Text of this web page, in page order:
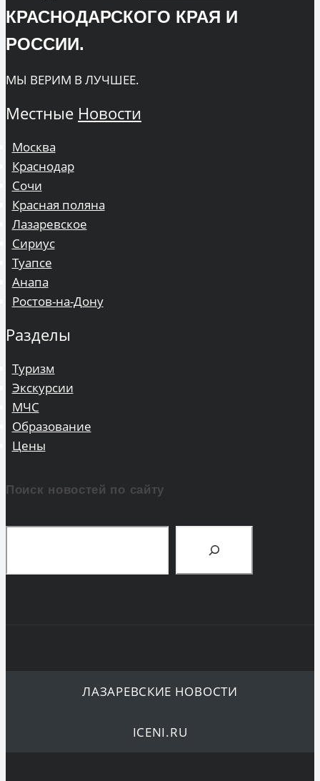
КРАСНОДАРСКОГО КРАЯ И
РОССИИ.
МЫ ВЕРИМ В ЛУЧШЕЕ.
Местные Новости
Москва
Краснодар
Сочи
Красная поляна
Лазаревское
Сириус
Туапсе
Анапа
Ростов-на-Дону
Разделы
Туризм
Экскурсии
МЧС
Образование
Цены
Поиск новостей по сайту
ЛАЗАРЕВСКИЕ НОВОСТИ
ICENI.RU